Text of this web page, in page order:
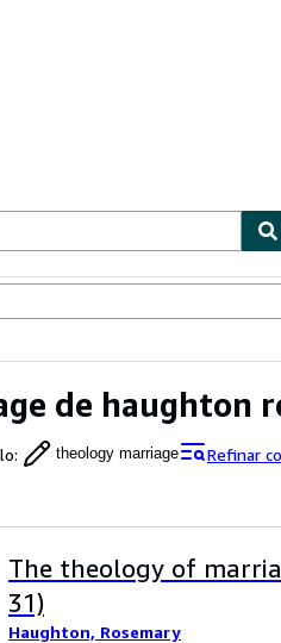
de haughton
: theology marriage Refinar
The theology of
31)
Haughton, Rosemary